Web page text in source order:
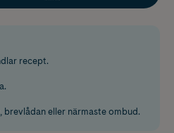
recept.
eller närmaste ombud.